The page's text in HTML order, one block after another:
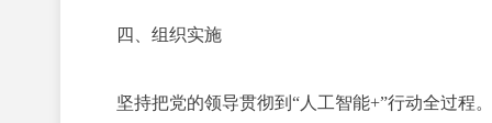
四、组织实施
坚持把党的领导贯彻到“人工智能+”行动全过程